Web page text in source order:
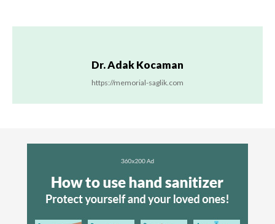
Dr. Adak Kocaman
https://memorial-saglik.com